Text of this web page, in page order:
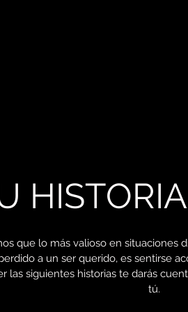
que lo más valioso en situaciones
a un ser querido, es sentirse
las siguientes historias te darás
tú.